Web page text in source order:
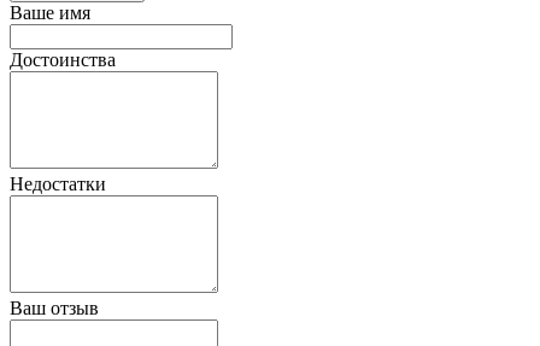
Ваше имя
Достоинства
Недостатки
Ваш отзыв